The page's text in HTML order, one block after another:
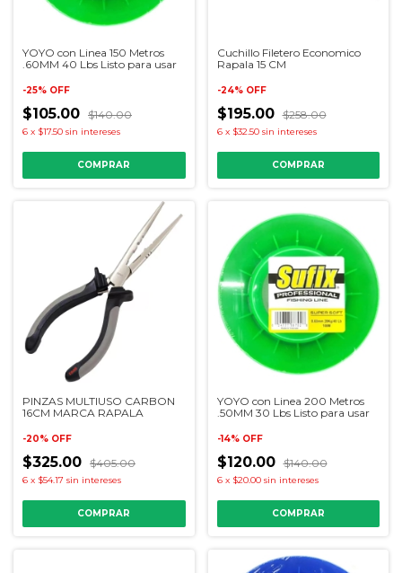
YOYO con Linea 150 Metros
.60MM 40 Lbs Listo para usar
-25% OFF
$105.00 $140.00
6 x $17.50 sin intereses
Cuchillo Filetero Economico
Rapala 15 CM
-24% OFF
$195.00 $258.00
6 x $32.50 sin intereses
PINZAS MULTIUSO CARBON
16CM MARCA RAPALA
-20% OFF
$325.00 $405.00
6 x $54.17 sin intereses
YOYO con Linea 200 Metros
.50MM 30 Lbs Listo para usar
-14% OFF
$120.00 $140.00
6 x $20.00 sin intereses